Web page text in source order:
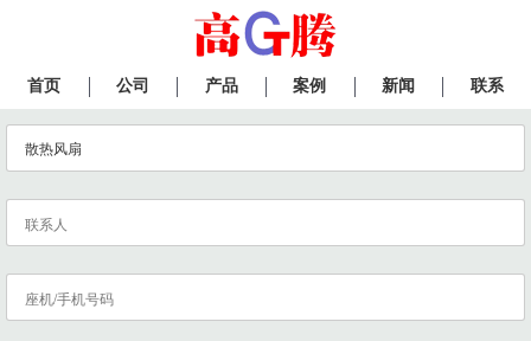
首页 公司 产品 案例 新闻 联系